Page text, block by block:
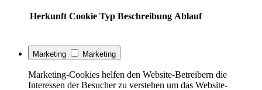
Herkunft Cookie Typ Beschreibung Ablauf
Marketing Marketing
Marketing-Cookies helfen den Website-Betreibern die
Interessen der Besucher zu verstehen um das Website-